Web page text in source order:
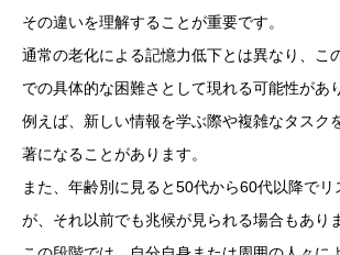
その違いを理解することが重要です。
通常の老化による記憶力低下とは異なり、こ
での具体的な困難さとして現れる可能性があ
例えば、新しい情報を学ぶ際や複雑なタスク
著になることがあります。
また、年齢別に見ると50代から60代以降でリ
が、それ以前でも兆候が見られる場合もあり